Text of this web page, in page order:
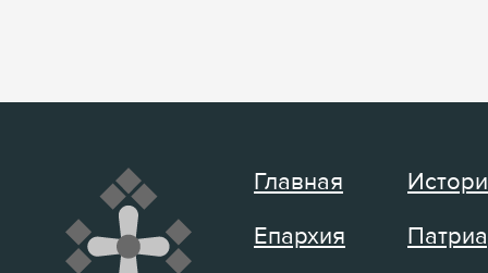
Главная
Епархия